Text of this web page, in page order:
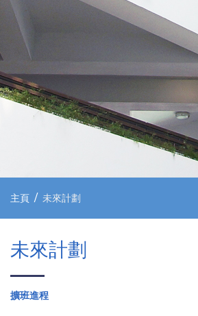
主頁 未來計劃
未來計劃
擴班進程